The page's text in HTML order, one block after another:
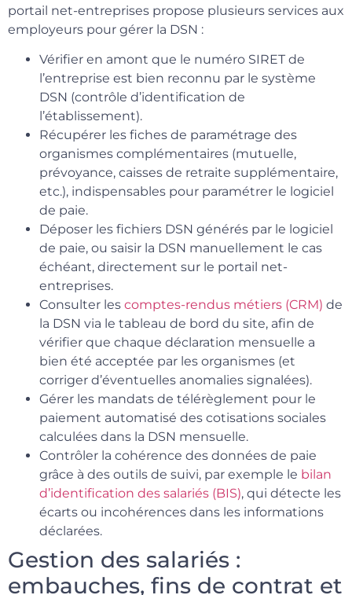
portail net-entreprises propose plusieurs services aux
employeurs pour gérer la DSN :
Vérifier en amont que le numéro SIRET de
l’entreprise est bien reconnu par le système
DSN (contrôle d’identification de
l’établissement).
Récupérer les fiches de paramétrage des
organismes complémentaires (mutuelle,
prévoyance, caisses de retraite supplémentaire,
etc.), indispensables pour paramétrer le logiciel
de paie.
Déposer les fichiers DSN générés par le logiciel
de paie, ou saisir la DSN manuellement le cas
échéant, directement sur le portail net-
entreprises.
Consulter les comptes-rendus métiers (CRM) de
la DSN via le tableau de bord du site, afin de
vérifier que chaque déclaration mensuelle a
bien été acceptée par les organismes (et
corriger d’éventuelles anomalies signalées).
Gérer les mandats de télérèglement pour le
paiement automatisé des cotisations sociales
calculées dans la DSN mensuelle.
Contrôler la cohérence des données de paie
grâce à des outils de suivi, par exemple le bilan
d’identification des salariés (BIS), qui détecte les
écarts ou incohérences dans les informations
déclarées.
Gestion des salariés :
embauches, fins de contrat et